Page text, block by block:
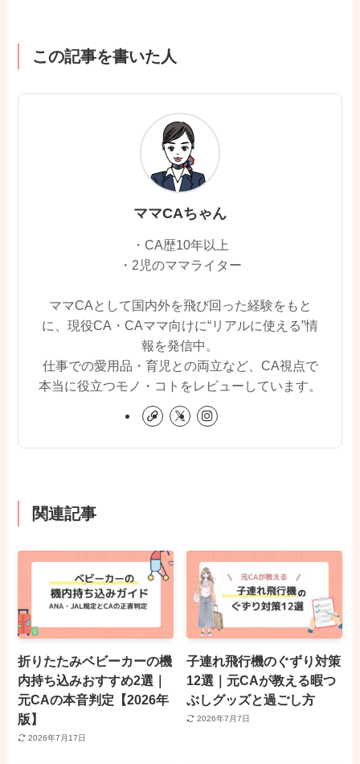
この記事を書いた人
ママCAちゃん
・CA歴10年以上
・2児のママライター
ママCAとして国内外を飛び回った経験をもと
に、現役CA・CAママ向けに“リアルに使える”情
報を発信中。
仕事での愛用品・育児との両立など、CA視点で
本当に役立つモノ・コトをレビューしています。
関連記事
折りたたみベビーカーの機
内持ち込みおすすめ2選｜
元CAの本音判定【2026年
版】
2026年7月17日
子連れ飛行機のぐずり対策
12選｜元CAが教える暇つ
ぶしグッズと過ごし方
2026年7月7日